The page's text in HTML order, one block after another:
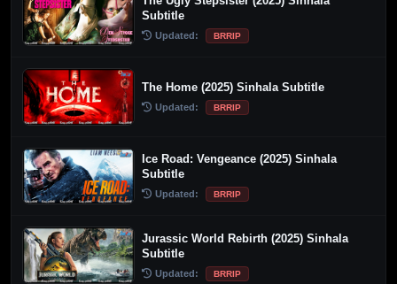
Subtitle
Updated: BRRIP
The Home (2025) Sinhala Subtitle
Updated: BRRIP
Ice Road: Vengeance (2025) Sinhala
Subtitle
Updated: BRRIP
Jurassic World Rebirth (2025) Sinhala
Subtitle
Updated: BRRIP